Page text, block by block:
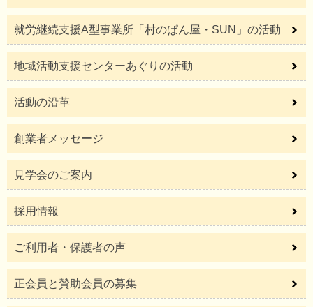
就労継続支援A型事業所「村のぱん屋・SUN」の活動
地域活動支援センターあぐりの活動
活動の沿革
創業者メッセージ
見学会のご案内
採用情報
ご利用者・保護者の声
正会員と賛助会員の募集